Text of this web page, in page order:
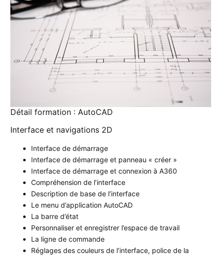
Détail formation : AutoCAD
Interface et navigations 2D
Interface de démarrage
Interface de démarrage et panneau « créer »
Interface de démarrage et connexion à A360
Compréhension de l’interface
Description de base de l’interface
Le menu d’application AutoCAD
La barre d’état
Personnaliser et enregistrer l’espace de travail
La ligne de commande
Réglages des couleurs de l’interface, police de la